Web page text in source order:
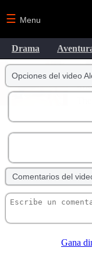
☰ Menu
Drama
Opciones del video
Comentarios del
Gana